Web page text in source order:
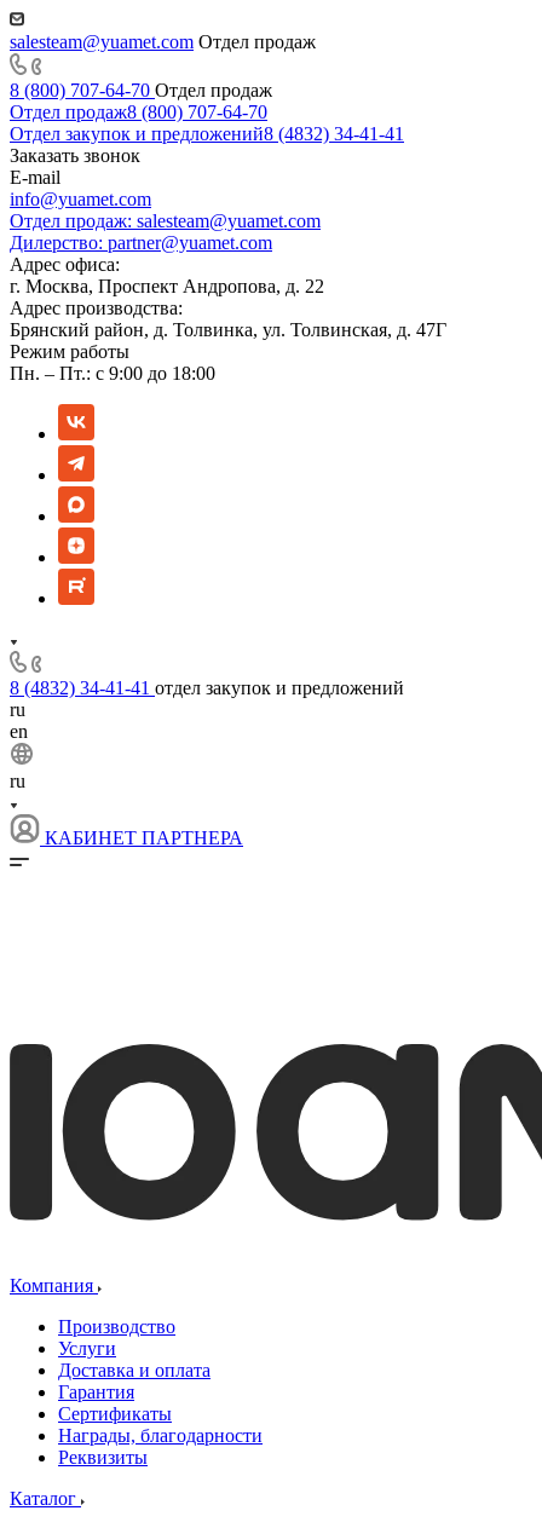
salesteam@yuamet.com Отдел продаж
8 (800) 707-64-70 Отдел продаж
Отдел продаж8 (800) 707-64-70
Отдел закупок и предложений8 (4832) 34-41-41
Заказать звонок
E-mail
info@yuamet.com
Отдел продаж: salesteam@yuamet.com
Дилерство: partner@yuamet.com
Адрес офиса:
г. Москва, Проспект Андропова, д. 22
Адрес производства:
Брянский район, д. Толвинка, ул. Толвинская, д. 47Г
Режим работы
Пн. – Пт.: с 9:00 до 18:00
8 (4832) 34-41-41 отдел закупок и предложений
ru
en
ru
КАБИНЕТ ПАРТНЕРА
Компания
Производство
Услуги
Доставка и оплата
Гарантия
Сертификаты
Награды, благодарности
Реквизиты
Каталог